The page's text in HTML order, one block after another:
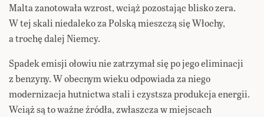
Malta zanotowała wzrost, wciąż pozostając blisko zera.
W tej skali niedaleko za Polską mieszczą się Włochy,
a trochę dalej Niemcy.
Spadek emisji ołowiu nie zatrzymał się po jego eliminacji
z benzyny. W obecnym wieku odpowiada za niego
modernizacja hutnictwa stali i czystsza produkcja energii.
Wciąż są to ważne źródła, zwłaszcza w miejscach